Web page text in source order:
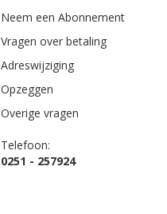
Neem een Abonnement
Vragen over betaling
Adreswijziging
Opzeggen
Overige vragen
Telefoon:
0251 - 257924